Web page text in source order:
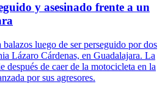
y asesinado frente a un
luego de ser perseguido por dos
Lázaro Cárdenas, en Guadalajara. La
después de caer de la motocicleta en la
por sus agresores.